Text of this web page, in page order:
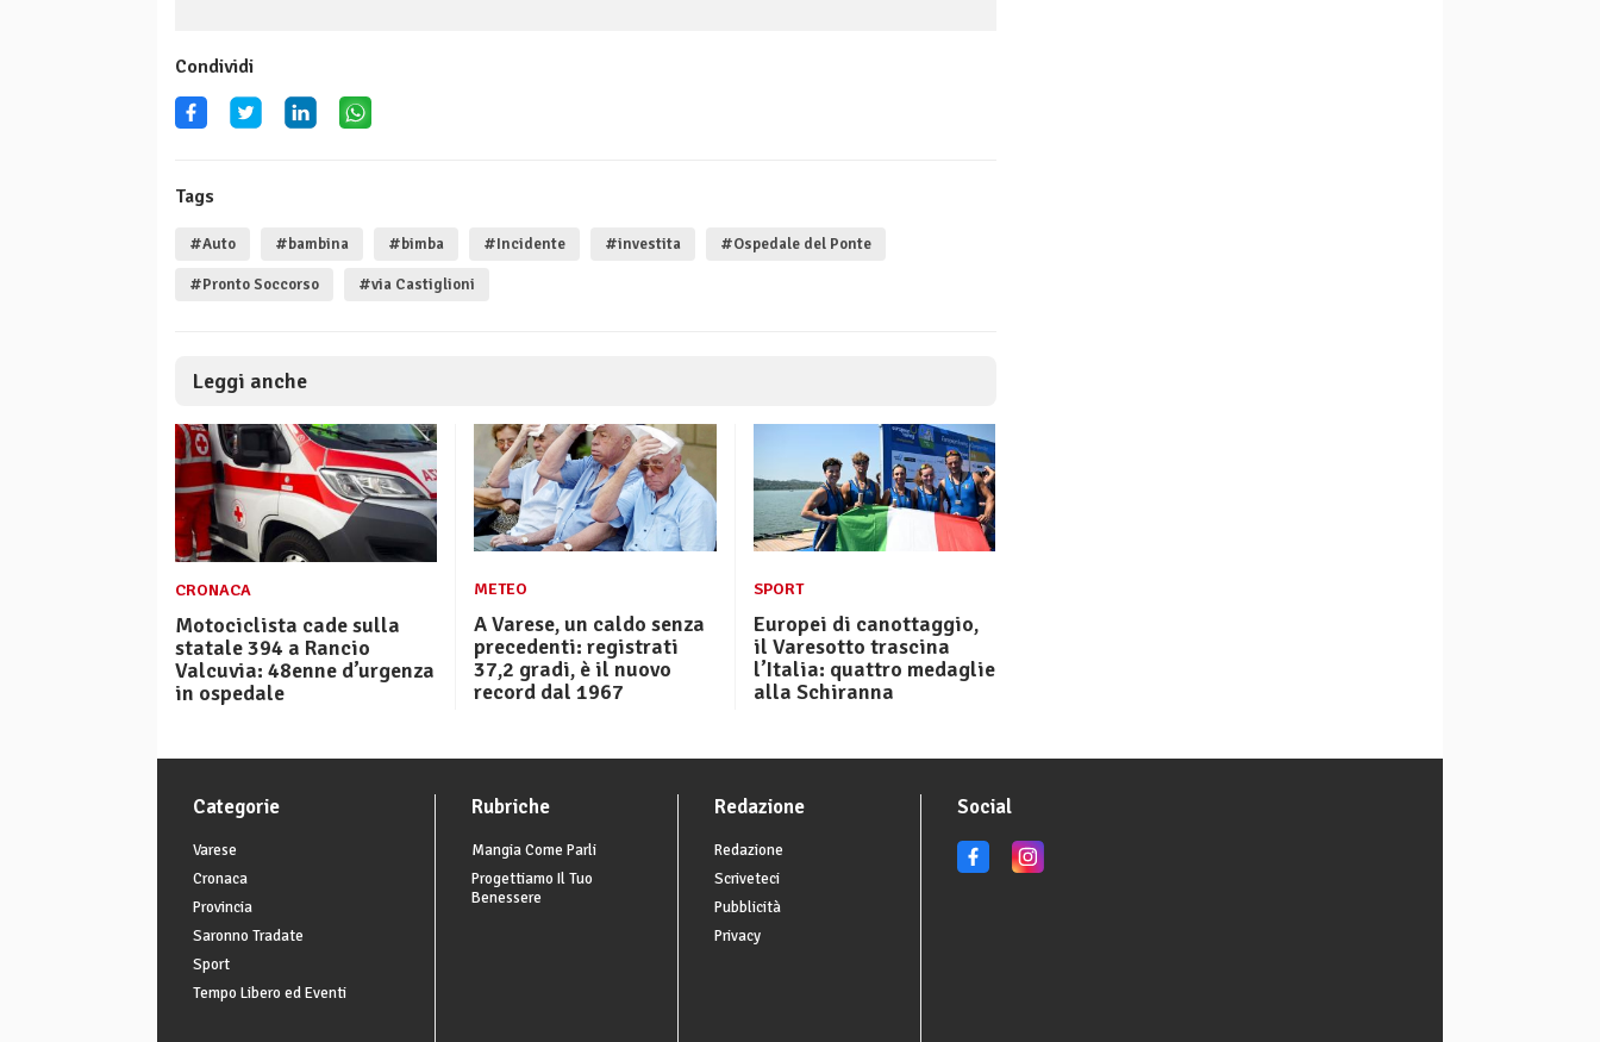
Condividi
Tags
#Auto #bambina #bimba #Incidente #investita #Ospedale del Ponte
#Pronto Soccorso #via Castiglioni
Leggi anche
CRONACA
Motociclista cade sulla
statale 394 a Rancio
Valcuvia: 48enne d’urgenza
in ospedale
METEO
A Varese, un caldo senza
precedenti: registrati
37,2 gradi, è il nuovo
record dal 1967
SPORT
Europei di canottaggio,
il Varesotto trascina
l’Italia: quattro medaglie
alla Schiranna
Categorie
Varese
Cronaca
Provincia
Saronno Tradate
Sport
Tempo Libero ed Eventi
Rubriche
Mangia Come Parli
Progettiamo Il Tuo
Benessere
Redazione
Redazione
Scriveteci
Pubblicità
Privacy
Social